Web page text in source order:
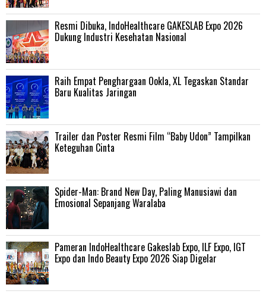
Resmi Dibuka, IndoHealthcare GAKESLAB Expo 2026
Dukung Industri Kesehatan Nasional
Raih Empat Penghargaan Ookla, XL Tegaskan Standar
Baru Kualitas Jaringan
Trailer dan Poster Resmi Film “Baby Udon” Tampilkan
Keteguhan Cinta
‎Spider-Man: Brand New Day, Paling Manusiawi dan
Emosional Sepanjang Waralaba
Pameran IndoHealthcare Gakeslab Expo, ILF Expo, IGT
Expo dan Indo Beauty Expo 2026 Siap Digelar